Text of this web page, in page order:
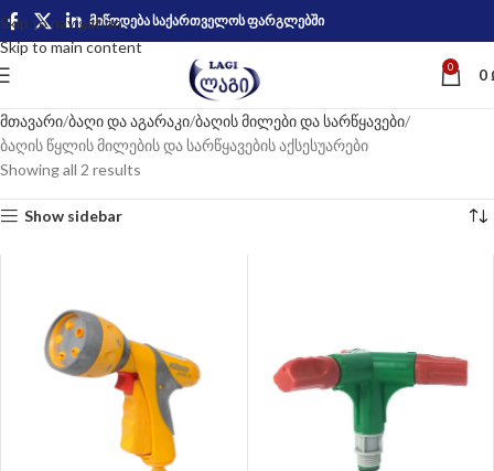
Skip to navigation
Skip to main content
მიწოდება საქართველოს ფარგლებში
0 0
მთავარი ბაღი და აგარაკი ბაღის მილები და სარწყავები
ბაღის წყლის მილების და სარწყავების აქსესუარები
Showing all 2 results
Show sidebar